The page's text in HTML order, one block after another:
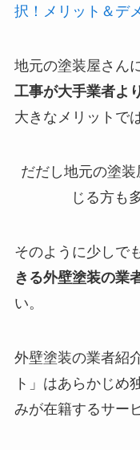
択！メリット＆デ
地元の塗装屋さん
工事が大手業者よ
大きなメリットで
だだし地元の塗
じる方も
そのように少しで
きる外壁塗装の業
い。
外壁塗装の業者紹
ト」はあらかじめ
みが在籍するサー